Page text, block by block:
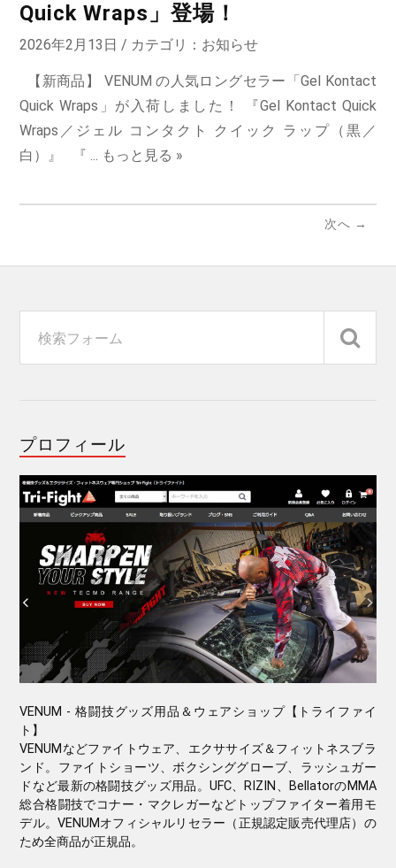
Quick Wraps」登場！
2026年2月13日 / カテゴリ： お知らせ
【新商品】 VENUM の人気ロングセラー「Gel Kontact
Quick Wraps」が入荷しました！ 『Gel Kontact Quick
Wraps／ジェル コンタクト クイック ラップ（黒／
白）』 『 ... もっと見る »
次へ →
プロフィール
VENUM - 格闘技グッズ用品＆ウェアショップ【トライファイ
ト】
VENUMなどファイトウェア、エクササイズ＆フィットネスブラ
ンド。ファイトショーツ、ボクシンググローブ、ラッシュガー
ドなど最新の格闘技グッズ用品。UFC、RIZIN、BellatorのMMA
総合格闘技でコナー・マクレガーなどトップファイター着用モ
デル。VENUMオフィシャルリセラー（正規認定販売代理店）の
ため全商品が正規品。